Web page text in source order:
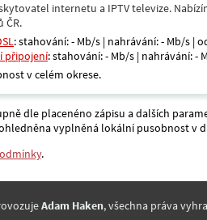
internetu a IPTV televize.
ČR.
: stahování: - Mb/s | nahrávání: - Mb/s |
připojení: stahování: - Mb/s | nahrávání: -
v celém okrese.
dle placenéno zápisu a dalších
vyplněná lokální pusobnost v
.
Adam Haken, všechna práva